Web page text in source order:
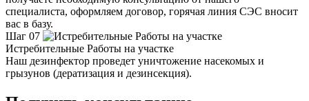
специалиста, оформляем договор, горячая линия СЭС вносит
вас в базу.
Шаг 07
Истребительные Работы на участке
Наш дезинфектор проведет уничтожение насекомых и
грызунов (дератизация и дезинсекция).